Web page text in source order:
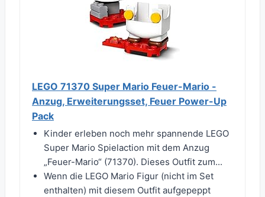
LEGO 71370 Super Mario Feuer-Mario -
Anzug, Erweiterungsset, Feuer Power-Up
Pack
Kinder erleben noch mehr spannende LEGO
Super Mario Spielaction mit dem Anzug
„Feuer-Mario“ (71370). Dieses Outfit zum...
Wenn die LEGO Mario Figur (nicht im Set
enthalten) mit diesem Outfit aufgepeppt